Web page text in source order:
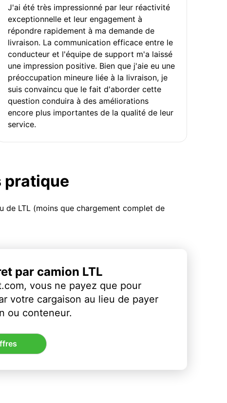
J'ai été très impressionné par leur réactivité
exceptionnelle et leur engagement à
répondre rapidement à ma demande de
livraison. La communication efficace entre le
conducteur et l'équipe de support m'a laissé
une impression positive. Bien que j'aie eu une
préoccupation mineure liée à la livraison, je
suis convaincu que le fait d'aborder cette
question conduira à des améliorations
encore plus importantes de la qualité de leur
service.
pratique
de LTL (moins que chargement complet de
par camion LTL
vous ne payez que pour
votre cargaison au lieu de payer
ou conteneur.